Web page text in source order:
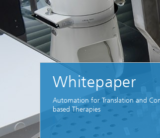
Whitepaper
Automation for Translation and
based Therapies